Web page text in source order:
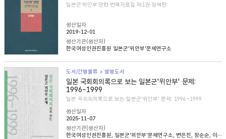
일본군‘위안부’관련 번역자료집 제1권 정책편
생산일자
2019-12-01
생산기관(생산자)
한국여성인권진흥원 일본군'위안부'문제연구소
도서/간행물류 > 발행도서
일본 국회회의록으로 보는 일본군'위안부' 문제:
1996~1999
일본 국회회의록으로 보는 일본군'위안부' 문제: 1996~1999
생산일자
2025-11-07
생산기관(생산자)
한국여성인권진흥원, 일본군'위안부'문제연구소, 변은진, 장순순, 이태규, 심아정